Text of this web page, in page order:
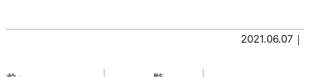
2021.06.07｜